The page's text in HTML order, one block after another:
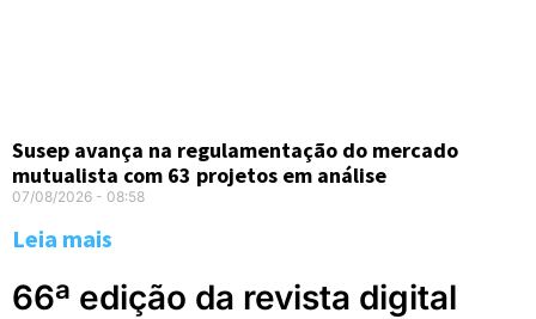
Susep avança na regulamentação do mercado
mutualista com 63 projetos em análise
07/08/2026 08:58
Leia mais
66ª edição da revista digital